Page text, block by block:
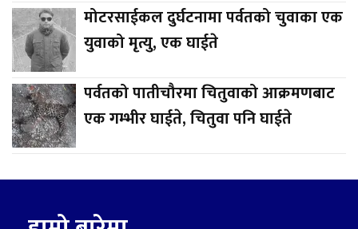
मोटरसाईकल दुर्घटनामा पर्वतको चुवाका एक
युवाको मृत्यु, एक घाईते
पर्वतको पातीचौरमा चितुवाको आक्रमणबाट
एक गम्भीर घाईते, चितुवा पनि घाईते